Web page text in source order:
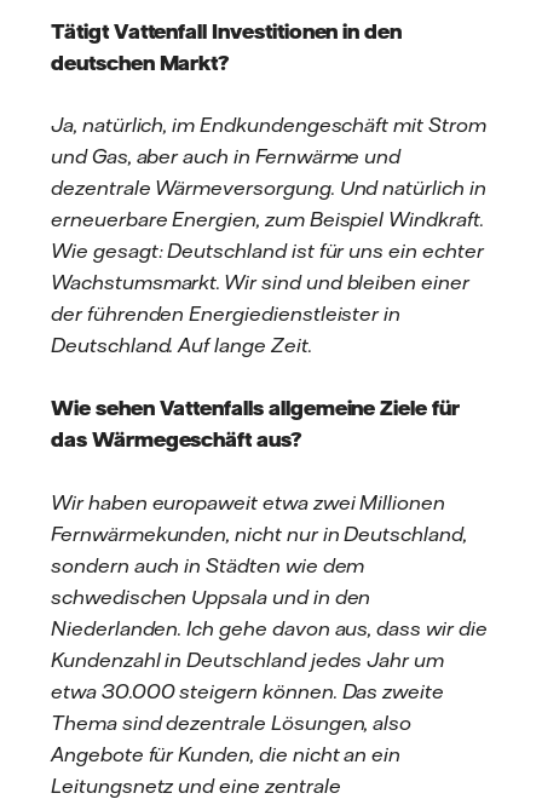
Tätigt Vattenfall Investitionen in den
deutschen Markt?
Ja, natürlich, im Endkundengeschäft mit Strom
und Gas, aber auch in Fernwärme und
dezentrale Wärmeversorgung. Und natürlich in
erneuerbare Energien, zum Beispiel Windkraft.
Wie gesagt: Deutschland ist für uns ein echter
Wachstumsmarkt. Wir sind und bleiben einer
der führenden Energiedienstleister in
Deutschland. Auf lange Zeit.
Wie sehen Vattenfalls allgemeine Ziele für
das Wärmegeschäft aus?
Wir haben europaweit etwa zwei Millionen
Fernwärmekunden, nicht nur in Deutschland,
sondern auch in Städten wie dem
schwedischen Uppsala und in den
Niederlanden. Ich gehe davon aus, dass wir die
Kundenzahl in Deutschland jedes Jahr um
etwa 30.000 steigern können. Das zweite
Thema sind dezentrale Lösungen, also
Angebote für Kunden, die nicht an ein
Leitungsnetz und eine zentrale